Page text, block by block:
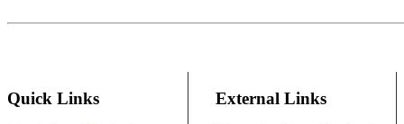
Quick Links External Links